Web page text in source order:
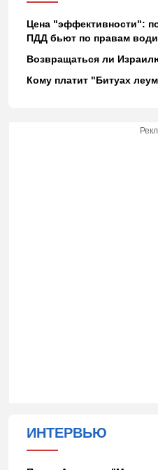
Цена "эффективности":
ПДД бьют по правам
Возвращаться ли
Кому платит "Битуах
ИНТЕРВЬЮ